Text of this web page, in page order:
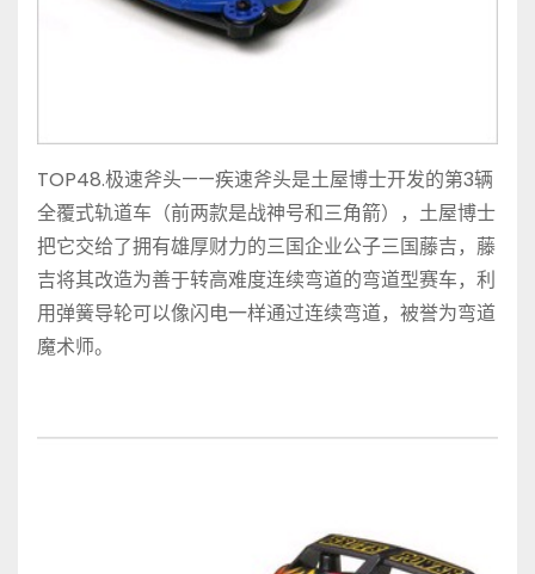
TOP48.极速斧头——疾速斧头是土屋博士开发的第3辆
全覆式轨道车（前两款是战神号和三角箭），土屋博士
把它交给了拥有雄厚财力的三国企业公子三国藤吉，藤
吉将其改造为善于转高难度连续弯道的弯道型赛车，利
用弹簧导轮可以像闪电一样通过连续弯道，被誉为弯道
魔术师。